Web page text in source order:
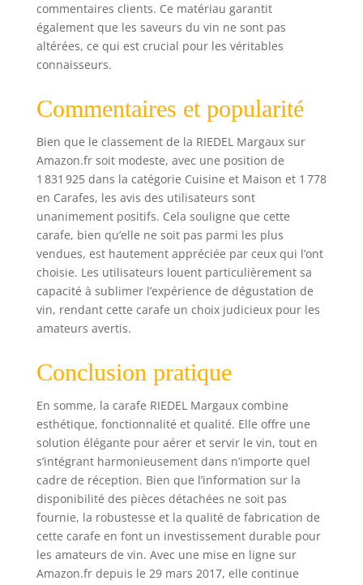
commentaires clients. Ce matériau garantit
également que les saveurs du vin ne sont pas
altérées, ce qui est crucial pour les véritables
connaisseurs.
Commentaires et popularité
Bien que le classement de la RIEDEL Margaux sur
Amazon.fr soit modeste, avec une position de
1 831 925 dans la catégorie Cuisine et Maison et 1 778
en Carafes, les avis des utilisateurs sont
unanimement positifs. Cela souligne que cette
carafe, bien qu’elle ne soit pas parmi les plus
vendues, est hautement appréciée par ceux qui l’ont
choisie. Les utilisateurs louent particulièrement sa
capacité à sublimer l’expérience de dégustation de
vin, rendant cette carafe un choix judicieux pour les
amateurs avertis.
Conclusion pratique
En somme, la carafe RIEDEL Margaux combine
esthétique, fonctionnalité et qualité. Elle offre une
solution élégante pour aérer et servir le vin, tout en
s’intégrant harmonieusement dans n’importe quel
cadre de réception. Bien que l’information sur la
disponibilité des pièces détachées ne soit pas
fournie, la robustesse et la qualité de fabrication de
cette carafe en font un investissement durable pour
les amateurs de vin. Avec une mise en ligne sur
Amazon.fr depuis le 29 mars 2017, elle continue